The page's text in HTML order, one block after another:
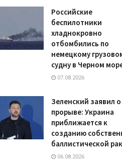
Российские
беспилотники
хладнокровно
отбомбились по
немецкому
судну в Черном
07.08.2026
Зеленский заявил о
прорыве: Украина
приближается к
созданию
баллистической
06.08.2026